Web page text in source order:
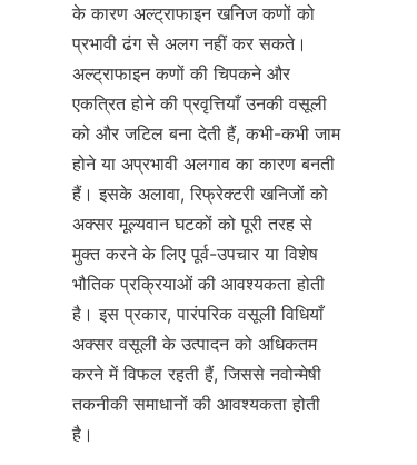
के कारण अल्ट्राफाइन खनिज कणों को
प्रभावी ढंग से अलग नहीं कर सकते।
अल्ट्राफाइन कणों की चिपकने और
एकत्रित होने की प्रवृत्तियाँ उनकी वसूली
को और जटिल बना देती हैं, कभी-कभी जाम
होने या अप्रभावी अलगाव का कारण बनती
हैं। इसके अलावा, रिफ्रेक्टरी खनिजों को
अक्सर मूल्यवान घटकों को पूरी तरह से
मुक्त करने के लिए पूर्व-उपचार या विशेष
भौतिक प्रक्रियाओं की आवश्यकता होती
है। इस प्रकार, पारंपरिक वसूली विधियाँ
अक्सर वसूली के उत्पादन को अधिकतम
करने में विफल रहती हैं, जिससे नवोन्मेषी
तकनीकी समाधानों की आवश्यकता होती
है।